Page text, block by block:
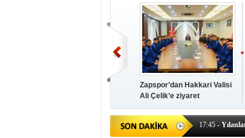
Zapspor’dan Hakkari Valisi
Ali Çelik’e ziyaret
17:45 -